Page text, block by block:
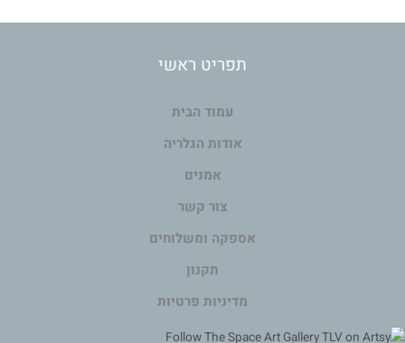
תפריט ראשי
עמוד הבית
אודות הגלריה
אמנים
צור קשר
אספקה ומשלוחים
תקנון
מדיניות פרטיות